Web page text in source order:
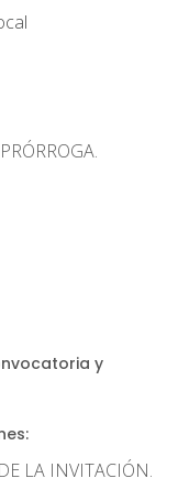
y
LA INVITACIÓN.